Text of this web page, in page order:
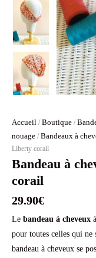
Accueil / Boutique /
nouage / Bandeaux à
Liberty corail
Bandeau à
corail
29.90€
Le bandeau à cheveux
pour toutes celles qui ne
bandeau à cheveux se